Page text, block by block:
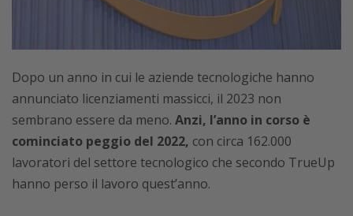
Dopo un anno in cui le aziende tecnologiche hanno
annunciato licenziamenti massicci, il 2023 non
sembrano essere da meno. Anzi, l’anno in corso è
cominciato peggio del 2022, con circa 162.000
lavoratori del settore tecnologico che secondo TrueUp
hanno perso il lavoro quest’anno.